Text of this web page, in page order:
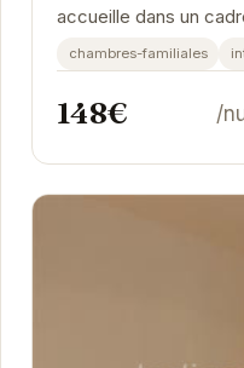
accueille dans un
Situé à proximité des
chambres-familiales
148€ /